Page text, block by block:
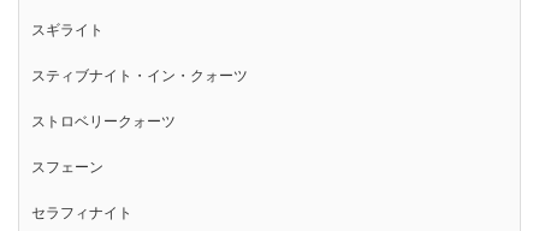
スギライト
スティブナイト・イン・クォーツ
ストロベリークォーツ
スフェーン
セラフィナイト